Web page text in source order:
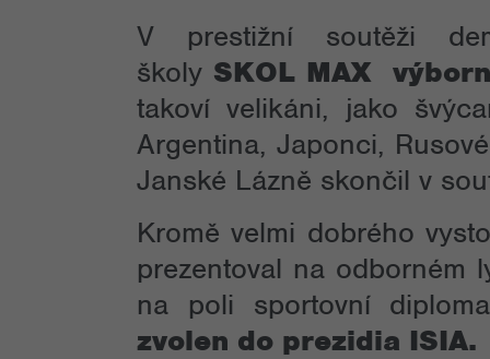
V prestižní soutěži
školy SKOL MAX
takoví velikáni, jako
Argentina, Japonci,
Janské Lázně skončil v
Kromě velmi dobrého
prezentoval na odborném
na poli sportovní
zvolen do prezidia ISIA.